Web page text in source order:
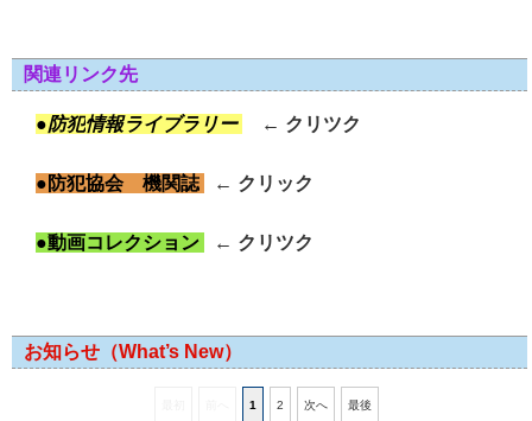
関連リンク先
●防犯情報ライブラリー ← クリツク
●防犯協会 機関誌 ← クリック
●動画コレクション ← クリツク
お知らせ（What’s New）
1 2 次へ 最後